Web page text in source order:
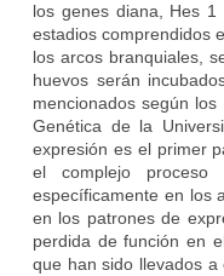
los genes diana, Hes
estadios comprendidos
los arcos branquiales,
huevos serán
mencionados según
Genética de la
expresión es el primer
el complejo proceso
específicamente en los
en los patrones de
perdida de función en
que han sido llevados